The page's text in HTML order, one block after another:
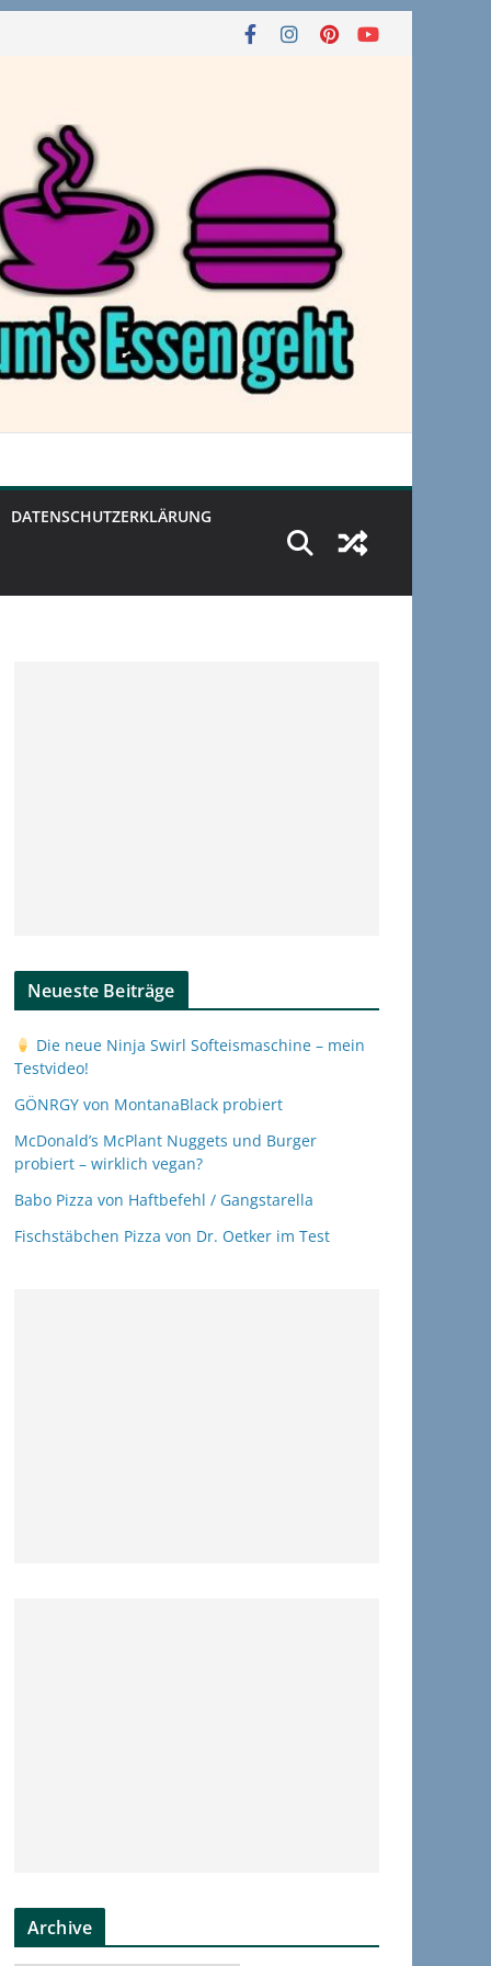
DATENSCHUTZERKLÄRUNG
Neueste Beiträge
Die neue Ninja Swirl Softeismaschine – mein
Testvideo!
GÖNRGY von MontanaBlack probiert
McDonald’s McPlant Nuggets und Burger
probiert – wirklich vegan?
Babo Pizza von Haftbefehl / Gangstarella
Fischstäbchen Pizza von Dr. Oetker im Test
Archive